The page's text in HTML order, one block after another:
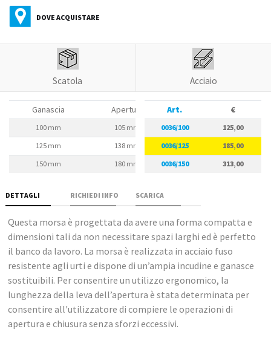
DOVE ACQUISTARE
Scatola Acciaio
Ganascia Apertura
100 mm 105 mm
125 mm
138 mm
150 mm
180 mm
Art. €
0036/100
125,00
0036/125
185,00
0036/150
313,00
DETTAGLI RICHIEDI INFO SCARICA
Questa morsa è progettata da avere una forma compatta e
dimensioni tali da non necessitare spazi larghi ed è perfetto
il banco da lavoro. La morsa è realizzata in acciaio fuso
resistente agli urti e dispone di un’ampia incudine e ganasce
sostituibili. Per consentire un utilizzo ergonomico, la
lunghezza della leva dell’apertura è stata determinata per
consentire all'utilizzatore di compiere le operazioni di
apertura e chiusura senza sforzi eccessivi.